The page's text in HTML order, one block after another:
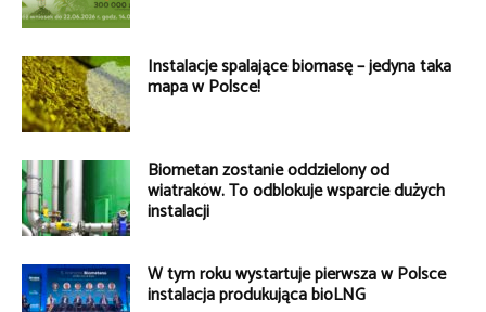
Instalacje spalające biomasę – jedyna taka
mapa w Polsce!
Biometan zostanie oddzielony od
wiatraków. To odblokuje wsparcie dużych
instalacji
W tym roku wystartuje pierwsza w Polsce
instalacja produkująca bioLNG